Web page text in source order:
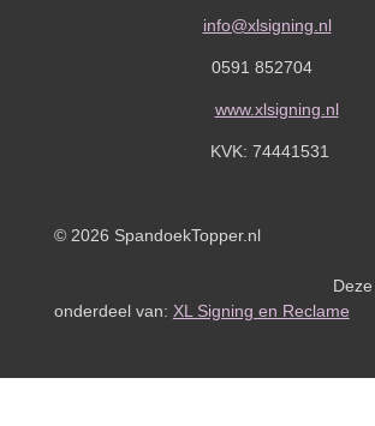
info@xlsigning.nl
0591 852704
www.xlsigning.nl
KVK: 74441531
© 2026
Deze
onderdeel van: XL Signing en Reclame